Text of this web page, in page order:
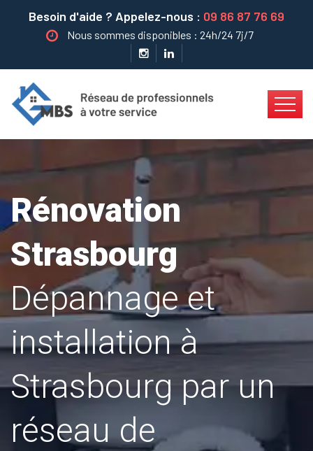
Besoin d'aide ? Appelez-nous : 09 86 87 76 69
Nous sommes disponibles : 24h/24 7j/7
Rénovation
Strasbourg
Dépannage et
installation à
Strasbourg par un
réseau de